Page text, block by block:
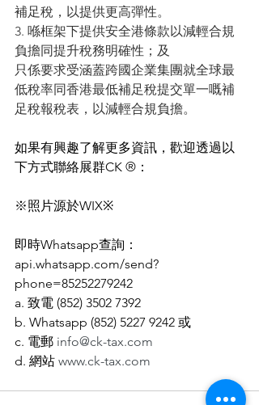
補足稅，以提供更高彈性。
3. 喺框架下提供安全港條款以減輕合規
負擔同提升稅務明確性；及
只係要求受涵蓋跨國企業集團就全球最
低稅率同香港最低補足稅提交單一嘅補
足稅報稅表，以減輕合規負擔。
如果有興趣了解更多資訊，歡迎透過以
下方式聯絡展群CK ®：
※照片源於WIX※
即時Whatsapp查詢：
api.whatsapp.com/send?
phone=85252279242
a. 致電 (852) 3502 7392
b. Whatsapp (852) 5227 9242 或
c. 電郵 info@ck-tax.com
d. 網站 www.ck-tax.com